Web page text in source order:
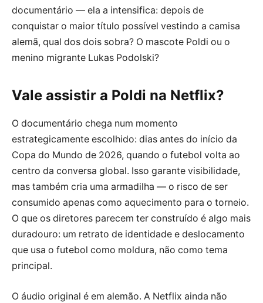
documentário — ela a intensifica: depois de
conquistar o maior título possível vestindo a camisa
alemã, qual dos dois sobra? O mascote Poldi ou o
menino migrante Lukas Podolski?
Vale assistir a Poldi na Netflix?
O documentário chega num momento
estrategicamente escolhido: dias antes do início da
Copa do Mundo de 2026, quando o futebol volta ao
centro da conversa global. Isso garante visibilidade,
mas também cria uma armadilha — o risco de ser
consumido apenas como aquecimento para o torneio.
O que os diretores parecem ter construído é algo mais
duradouro: um retrato de identidade e deslocamento
que usa o futebol como moldura, não como tema
principal.
O áudio original é em alemão. A Netflix ainda não